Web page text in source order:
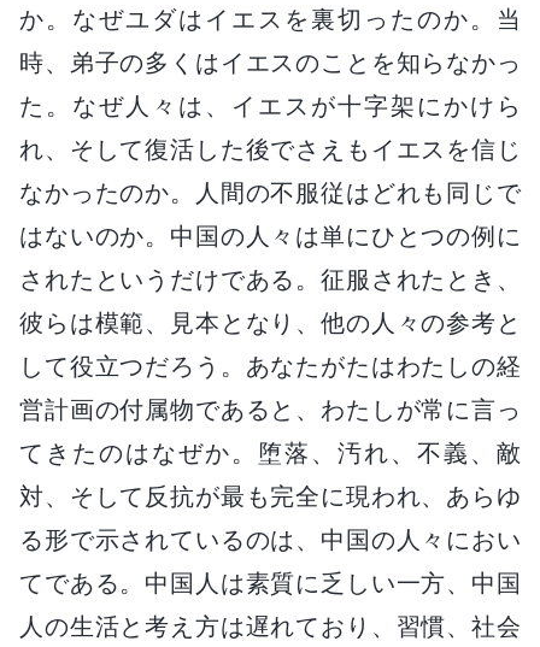
か。なぜユダはイエスを裏切ったのか。当
時、弟子の多くはイエスのことを知らなかっ
た。なぜ人々は、イエスが十字架にかけら
れ、そして復活した後でさえもイエスを信じ
なかったのか。人間の不服従はどれも同じで
はないのか。中国の人々は単にひとつの例に
されたというだけである。征服されたとき、
彼らは模範、見本となり、他の人々の参考と
して役立つだろう。あなたがたはわたしの経
営計画の付属物であると、わたしが常に言っ
てきたのはなぜか。堕落、汚れ、不義、敵
対、そして反抗が最も完全に現われ、あらゆ
る形で示されているのは、中国の人々におい
てである。中国人は素質に乏しい一方、中国
人の生活と考え方は遅れており、習慣、社会